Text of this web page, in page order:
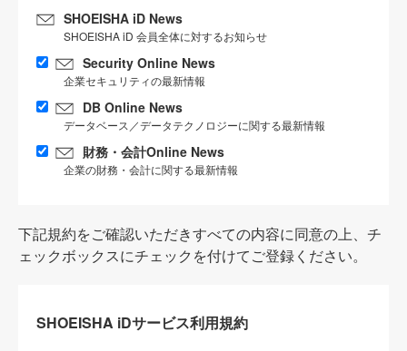
SHOEISHA iD News
SHOEISHA iD 会員全体に対するお知らせ
Security Online News
企業セキュリティの最新情報
DB Online News
データベース／データテクノロジーに関する最新情報
財務・会計Online News
企業の財務・会計に関する最新情報
下記規約をご確認いただきすべての内容に同意の上、チ
ェックボックスにチェックを付けてご登録ください。
SHOEISHA iDサービス利用規約